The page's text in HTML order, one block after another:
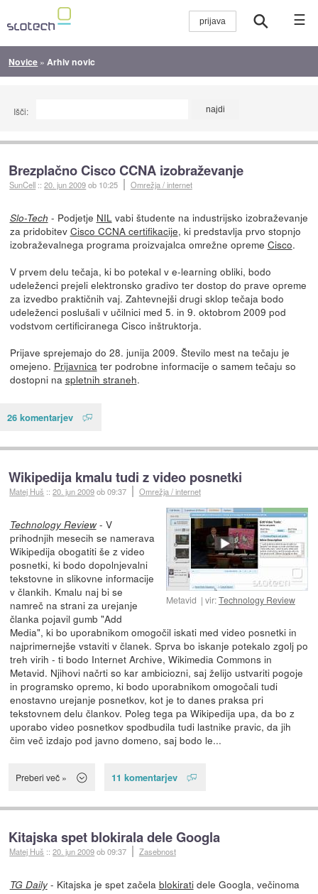
☰
Novice » Arhiv novic
Išči:
Brezplačno Cisco CCNA izobraževanje
SunCell ::20. jun 2009ob 10:25 Omrežja / internet
Slo-Tech - Podjetje NILvabi študente na industrijsko izobraževanje
za pridobitev Cisco CCNA certifikacije, ki predstavlja prvo stopnjo
izobraževalnega programa proizvajalca omrežne opreme Cisco.
V prvem delu tečaja, ki bo potekal v e-learning obliki, bodo
udeleženci prejeli elektronsko gradivo ter dostop do prave opreme
za izvedbo praktičnih vaj. Zahtevnejši drugi sklop tečaja bodo
udeleženci poslušali v učilnici med 5. in 9. oktobrom 2009 pod
vodstvom certificiranega Cisco inštruktorja.
Prijave sprejemajo do 28. junija 2009. Število mest na tečaju je
omejeno. Prijavnicater podrobne informacije o samem tečaju so
dostopni na spletnih straneh.
26 komentarjev
Wikipedija kmalu tudi z video posnetki
Matej Huš ::20. jun 2009ob 09:37 Omrežja / internet
Metavid vir:Technology Review
Technology Review- V
prihodnjih mesecih se namerava
Wikipedija obogatiti še z video
posnetki, ki bodo dopolnjevalni
tekstovne in slikovne informacije
v člankih. Kmalu naj bi se
namreč na strani za urejanje
članka pojavil gumb "Add
Media", ki bo uporabnikom omogočil iskati med video posnetki in
najprimernejše vstaviti v članek. Sprva bo iskanje potekalo zgolj po
treh virih - ti bodo Internet Archive, Wikimedia Commons in
Metavid. Njihovi načrti so kar ambiciozni, saj želijo ustvariti pogoje
in programsko opremo, ki bodo uporabnikom omogočali tudi
enostavno urejanje posnetkov, kot je to danes praksa pri
tekstovnem delu člankov. Poleg tega pa Wikipedija upa, da bo z
uporabo video posnetkov spodbudila tudi lastnike pravic, da jih
čim več izdajo pod javno domeno, saj bodo le...
Preberi več » 11 komentarjev
Kitajska spet blokirala dele Googla
Matej Huš ::20. jun 2009ob 09:37 Zasebnost
TG Daily- Kitajska je spet začela blokiratidele Googla, večinoma